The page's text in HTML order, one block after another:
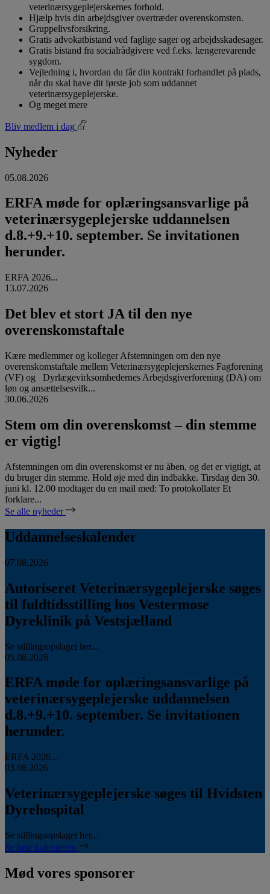
veterinærsygeplejerskernes forhold.
Hjælp hvis din arbejdsgiver overtræder overenskomsten.
Gruppelivsforsikring.
Gratis advokatbistand ved faglige sager og arbejdsskadesager.
Gratis bistand fra socialrådgivere ved f.eks. længerevarende
sygdom.
Vejledning i, hvordan du får din kontrakt forhandlet på plads,
når du skal have dit første job som uddannet
veterinærsygeplejerske.
Og meget mere
Bliv medlem i dag
Nyheder
05.08.2026
ERFA møde for oplæringsansvarlige på
veterinærsygeplejerske uddannelsen
d.8.+9.+10. september. Se invitationen
herunder.
ERFA 2026...
13.07.2026
Det blev et stort JA til den nye
overenskomstaftale
Kære medlemmer og kolleger Afstemningen om den nye
overenskomstaftale mellem Veterinærsygeplejerskernes Fagforening
(VF) og Dyrlægevirksomhedernes Arbejdsgiverforening (DA) om
løn og ansættelsesvilk...
30.06.2026
Stem om din overenskomst – din stemme
er vigtig!
Afstemningen om din overenskomst er nu åben, og det er vigtigt, at
du bruger din stemme. Hold øje med din indbakke. Tirsdag den 30.
juni kl. 12.00 modtager du en mail med: To protokollater Et
forklare...
Se alle nyheder
Uddannelseskalender
07.08.2026
Autoriseret Veterinærsygeplejerske søges
til fuldtidsstilling hos Vestermose
Dyreklinik på Vestsjælland
Se stillingsopslaget her...
05.08.2026
ERFA møde for oplæringsansvarlige på
veterinærsygeplejerske uddannelsen
d.8.+9.+10. september. Se invitationen
herunder.
ERFA 2026...
03.08.2026
Veterinærsygeplejerske søges til Hvidsten
Dyrehospital
Se stillingsopslaget her...
Se hele kalenderen
Mød vores sponsorer